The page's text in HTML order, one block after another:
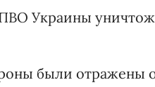
Украины
были отражены